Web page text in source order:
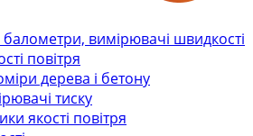
вимірювачі швидкості
повітря
дерева і бетону
тиску
якості повітря